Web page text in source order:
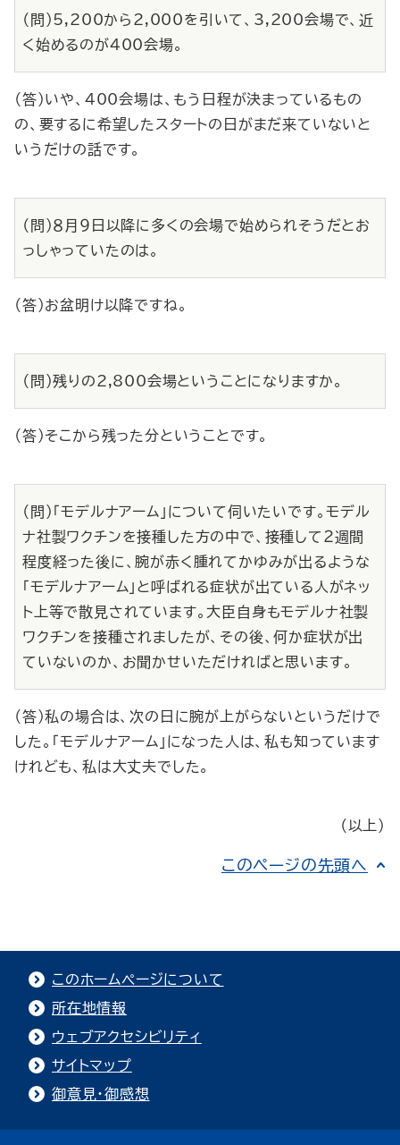
（問）5,200から2,000を引いて、3,200会場で、近
く始めるのが400会場。
（答）いや、400会場は、もう日程が決まっているもの
の、要するに希望したスタートの日がまだ来ていないと
いうだけの話です。
（問）８月９日以降に多くの会場で始められそうだとお
っしゃっていたのは。
（答）お盆明け以降ですね。
（問）残りの2,800会場ということになりますか。
（答）そこから残った分ということです。
（問）「モデルナアーム」について伺いたいです。モデル
ナ社製ワクチンを接種した方の中で、接種して２週間
程度経った後に、腕が赤く腫れてかゆみが出るような
「モデルナアーム」と呼ばれる症状が出ている人がネッ
ト上等で散見されています。大臣自身もモデルナ社製
ワクチンを接種されましたが、その後、何か症状が出
ていないのか、お聞かせいただければと思います。
（答）私の場合は、次の日に腕が上がらないというだけで
した。「モデルナアーム」になった人は、私も知っています
けれども、私は大丈夫でした。
（以上）
このページの先頭へ
このホームページについて
所在地情報
ウェブアクセシビリティ
サイトマップ
御意見・御感想